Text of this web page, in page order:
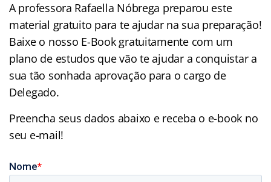
A professora Rafaella Nóbrega preparou este
material gratuito para te ajudar na sua preparação!
Baixe o nosso E-Book gratuitamente com um
plano de estudos que vão te ajudar a conquistar a
sua tão sonhada aprovação para o cargo de
Delegado.
Preencha seus dados abaixo e receba o e-book no
seu e-mail!